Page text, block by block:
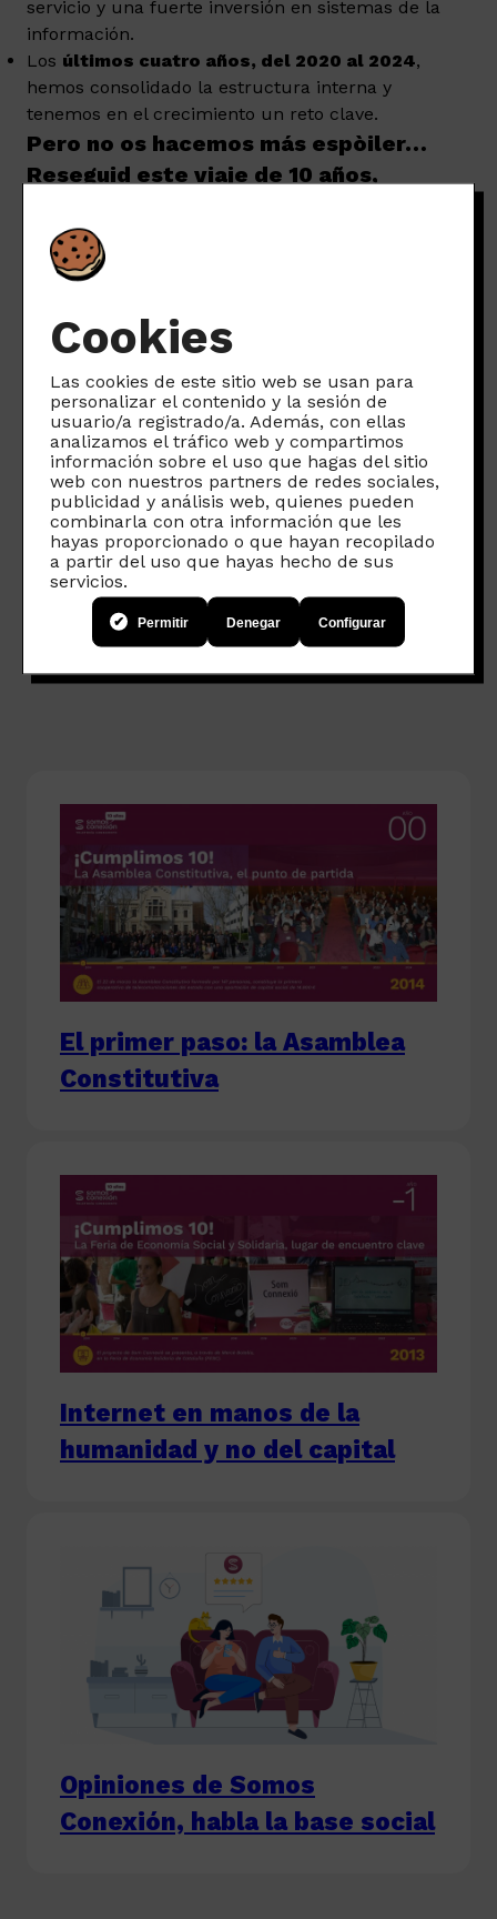
Cookies
Las cookies de este sitio web se usan para
personalizar el contenido y la sesión de
usuario/a registrado/a. Además, con ellas
analizamos el tráfico web y compartimos
información sobre el uso que hagas del sitio
web con nuestros partners de redes sociales,
publicidad y análisis web, quienes pueden
combinarla con otra información que les
hayas proporcionado o que hayan recopilado
a partir del uso que hayas hecho de sus
servicios.
Permitir Denegar Configurar
servicio y una fuerte inversión en sistemas de la
información.
Los últimos cuatro años, del 2020 al 2024,
hemos consolidado la estructura interna y
tenemos en el crecimiento un reto clave.
Pero no os hacemos más espòiler…
Reseguid este viaje de 10 años,
indiferentes!
Y, sobre todo, esperamos que os
cooperación y la fuerza de las
personas.
Contenidos
relacionados
El primer paso: la Asamblea
Constitutiva
Internet en manos de la
humanidad y no del capital
Opiniones de Somos
Conexión, habla la base social